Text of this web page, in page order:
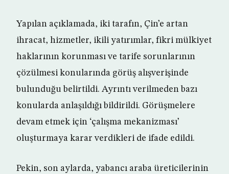
Yapılan açıklamada, iki tarafın, Çin’e artan
ihracat, hizmetler, ikili yatırımlar, fikri mülkiyet
haklarının korunması ve tarife sorunlarının
çözülmesi konularında görüş alışverişinde
bulunduğu belirtildi. Ayrıntı verilmeden bazı
konularda anlaşıldığı bildirildi. Görüşmelere
devam etmek için ‘çalışma mekanizması’
oluşturmaya karar verdikleri de ifade edildi.
Pekin, son aylarda, yabancı araba üreticilerinin